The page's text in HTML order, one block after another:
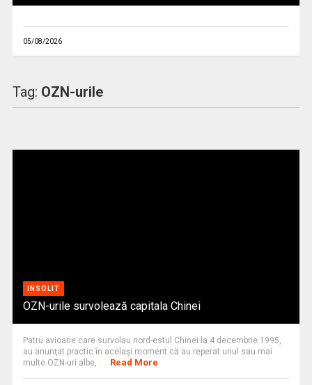
05/08/2026
Tag: OZN-urile
INSOLIT
OZN-urile survolează capitala Chinei
Patru avioane care survolau nord-estul Chinei la 4 decembrie 1995,
au anunţat practic în acelaşi moment că au reperat unul sau mai
multe OZN-uri albe, ...
Read More